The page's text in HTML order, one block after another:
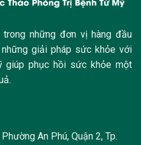
những đơn vị hàng đầu
giải pháp sức khỏe với
giúp phục hồi sức khỏe một
An Phú, Quận 2, Tp.